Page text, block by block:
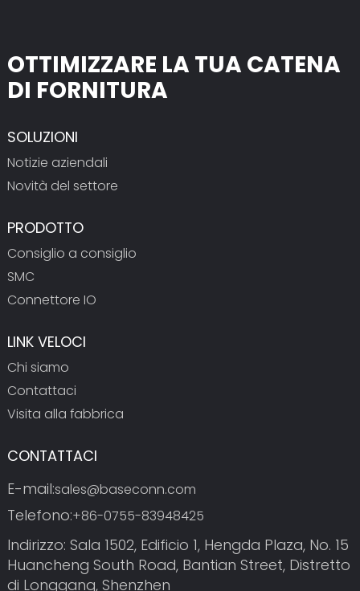
OTTIMIZZARE LA TUA CATENA
DI FORNITURA
SOLUZIONI
Notizie aziendali
Novità del settore
PRODOTTO
Consiglio a consiglio
SMC
Connettore IO
LINK VELOCI
Chi siamo
Contattaci
Visita alla fabbrica
CONTATTACI
E-mail:sales@baseconn.com
Telefono:+86-0755-83948425
Indirizzo: Sala 1502, Edificio 1, Hengda Plaza, No. 15
Huancheng South Road, Bantian Street, Distretto
di Longgang, Shenzhen